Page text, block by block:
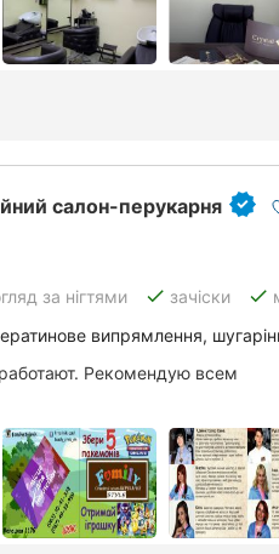
салон-перукарня
за нігтями done зачіски done
випрямлення,
Рекомендую всем